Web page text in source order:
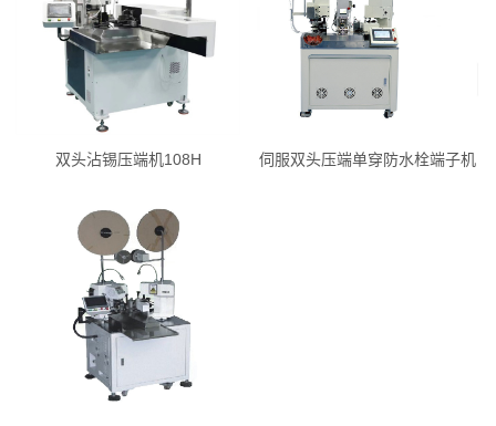
双头沾锡压端机108H 伺服双头压端单穿防水栓端子机